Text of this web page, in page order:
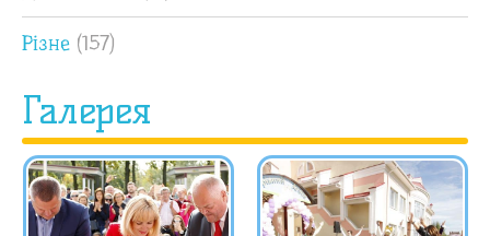
Різне (157)
Галерея